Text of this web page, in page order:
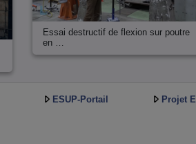
Essai destructif de flexion sur poutre
en …
ESUP-Portail Projet